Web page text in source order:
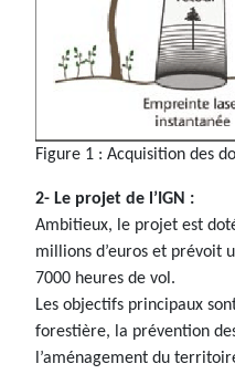
Figure 1 : Acquisition des
2- Le projet de l’IGN :
Ambitieux, le projet est
millions d’euros et prévoit
7000 heures de vol.
Les objectifs principaux
forestière, la prévention
l’aménagement du